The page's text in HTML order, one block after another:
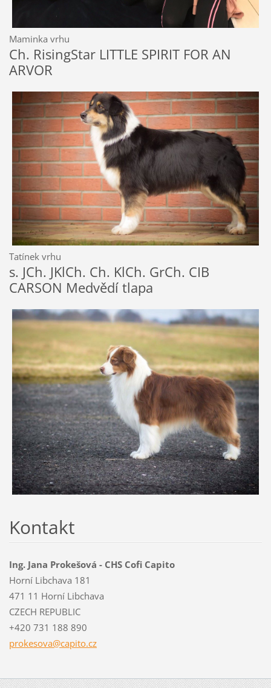
Maminka vrhu
Ch. RisingStar LITTLE SPIRIT FOR AN
ARVOR
Tatínek vrhu
s. JCh. JKlCh. Ch. KlCh. GrCh. CIB
CARSON Medvědí tlapa
Kontakt
Ing. Jana Prokešová - CHS Cofi Capito
Horní Libchava 181
471 11 Horní Libchava
CZECH REPUBLIC
+420 731 188 890
prokesova@capito.cz